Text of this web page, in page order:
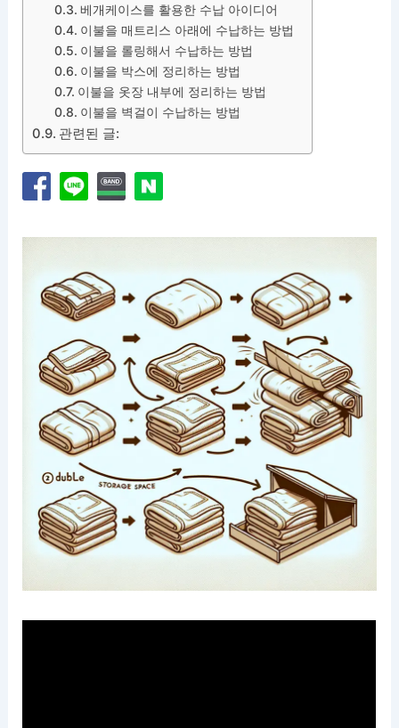
베개케이스를 활용한 수납 아이디어
이불을 매트리스 아래에 수납하는 방법
이불을 롤링해서 수납하는 방법
이불을 박스에 정리하는 방법
이불을 옷장 내부에 정리하는 방법
이불을 벽걸이 수납하는 방법
관련된 글: